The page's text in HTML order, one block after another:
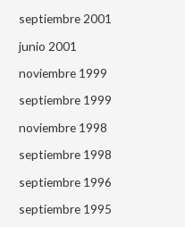
septiembre 2001
junio 2001
noviembre 1999
septiembre 1999
noviembre 1998
septiembre 1998
septiembre 1996
septiembre 1995